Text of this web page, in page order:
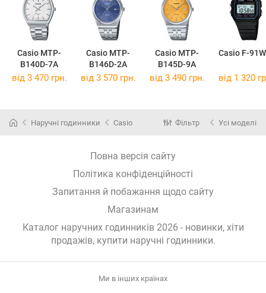
Casio MTP-
B140D-7A
Casio MTP-
B146D-2A
Casio MTP-
B145D-9A
Casio F-
від 3 470 грн. від 3 570 грн. від 3 490 грн. від 1 320
Наручні годинники Casio Фільтр Усі моделі
Повна версія сайту
Політика конфіденційності
Запитання й побажання щодо сайту
Магазинам
Каталог наручних годинників 2026 - новинки, хіти
продажів, купити наручні годинники.
Ми в інших країнах